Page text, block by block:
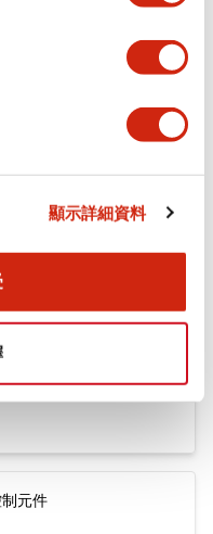
顯示詳細資料
元件 (英文版)
元件